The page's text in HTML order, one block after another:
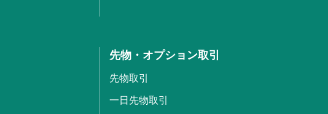
先物・オプション取引
先物取引
一日先物取引